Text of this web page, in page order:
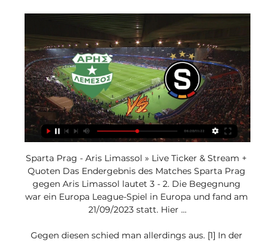
Sparta Prag - Aris Limassol » Live Ticker & Stream +
Quoten Das Endergebnis des Matches Sparta Prag
gegen Aris Limassol lautet 3 - 2. Die Begegnung
war ein Europa League-Spiel in Europa und fand am
21/09/2023 statt. Hier ...
Gegen diesen schied man allerdings aus. [1] In der